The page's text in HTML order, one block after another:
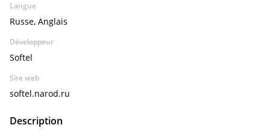
Langue
Russe, Anglais
Développeur
Softel
Site web
softel.narod.ru
Description